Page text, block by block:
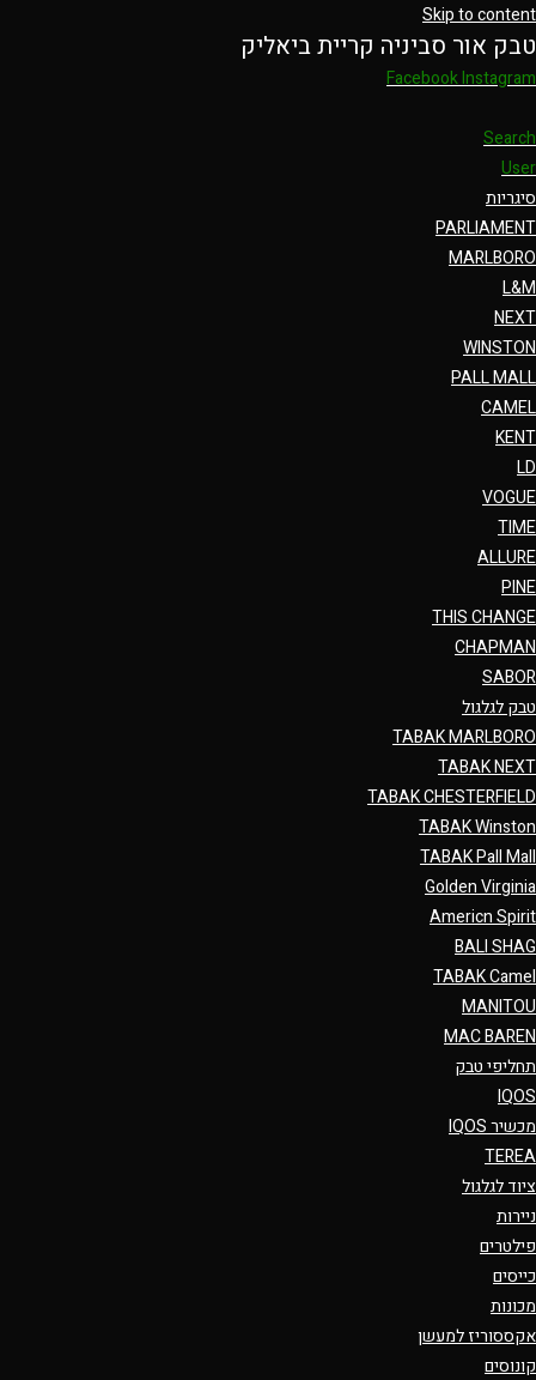
Skip to content
טבק אור סביניה קריית ביאליק
FacebookInstagram
Search
User
סיגריות
PARLIAMENT
MARLBORO
L&M
NEXT
WINSTON
PALL MALL
CAMEL
KENT
LD
VOGUE
TIME
ALLURE
PINE
THIS CHANGE
CHAPMAN
SABOR
טבק לגלגול
TABAK MARLBORO
TABAK NEXT
TABAK CHESTERFIELD
TABAK Winston
TABAK Pall Mall
Golden Virginia
Americn Spirit
BALI SHAG
TABAK Camel
MANITOU
MAC BAREN
תחליפי טבק
IQOS
מכשיר IQOS
TEREA
ציוד לגלגול
ניירות
פילטרים
כייסים
מכונות
אקססוריז למעשן
קונוסים